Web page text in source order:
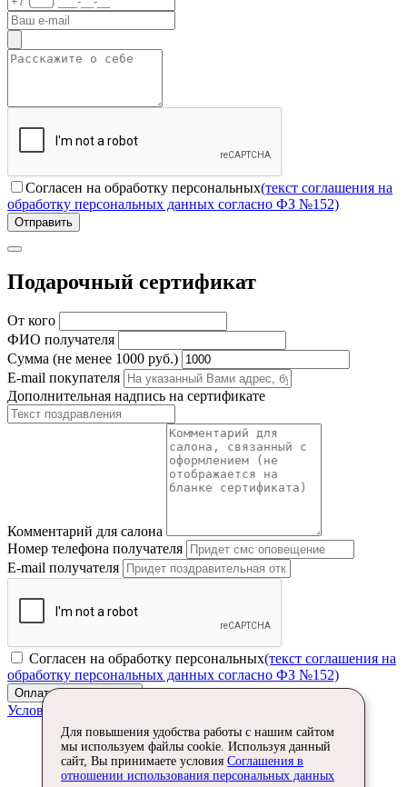
Согласен на обработку персональных(текст соглашения на
обработку персональных данных согласно ФЗ №152)
Отправить
Подарочный сертификат
От кого
ФИО получателя
Сумма (не менее 1000 руб.)
E-mail покупателя
Дополнительная надпись на сертификате
Комментарий для салона
Номер телефона получателя
E-mail получателя
Согласен на обработку персональных(текст соглашения на
обработку персональных данных согласно ФЗ №152)
Оплатить сертификат
Условия оплаты
0%
Для повышения удобства работы с нашим сайтом
мы используем файлы cookie. Используя данный
сайт, Вы принимаете условияСоглашения в
отношении использования персональных данных